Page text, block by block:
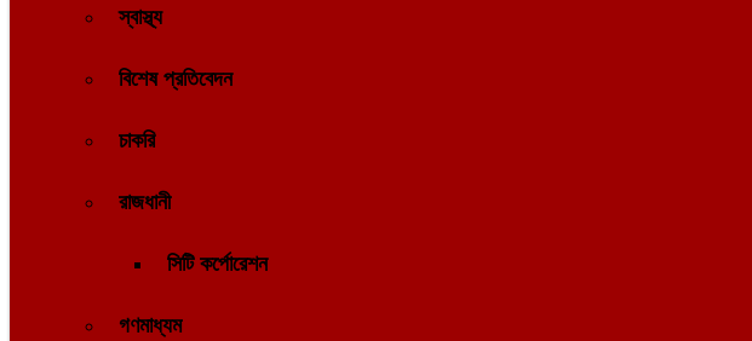
স্বাস্থ্য
বিশেষ প্রতিবেদন
চাকরি
রাজধানী
সিটি কর্পোরেশন
গণমাধ্যম